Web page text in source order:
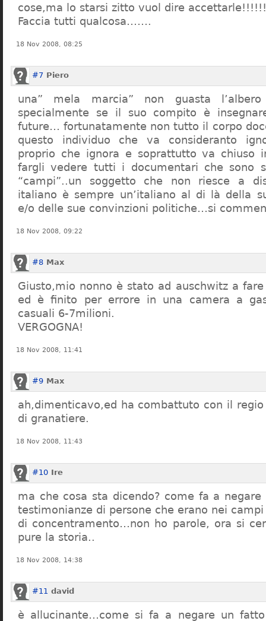
cose,ma lo starsi zitto vuol dire accettarle!!!!!!
Faccia tutti qualcosa…….
18 Nov 2008, 08:25
#7 Piero
una” mela marcia” non guasta
specialmente se il suo compito è
future… fortunatamente non tutto il corpo
questo individuo che va consideranto
proprio che ignora e soprattutto va chiuso
fargli vedere tutti i documentari che sono
“campi”..un soggetto che non riesce a
italiano è sempre un’italiano al di là della
e/o delle sue convinzioni politiche…si
18 Nov 2008, 09:22
#8 Max
Giusto,mio nonno è stato ad auschwitz a
ed è finito per errore in una camera a
casuali 6-7milioni.
VERGOGNA!
18 Nov 2008, 11:41
#9 Max
ah,dimenticavo,ed ha combattuto con il
di granatiere.
18 Nov 2008, 11:43
#10 Ire
ma che cosa sta dicendo? come fa a
testimonianze di persone che erano nei campi
di concentramento…non ho parole, ora si
pure la storia..
18 Nov 2008, 14:38
#11 david
è allucinante…come si fa a negare un